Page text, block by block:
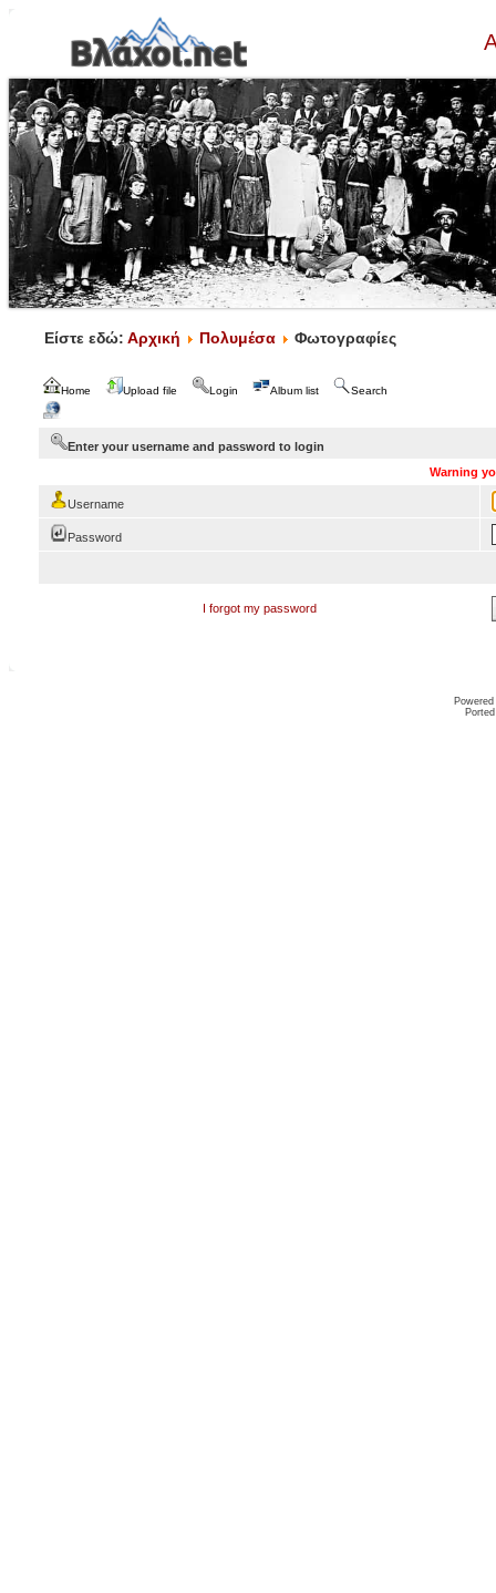
Είστε εδώ: Αρχική Πολυμέσα Φωτογραφίες
Home Upload file Login Album list Search
Enter your username and password to login
Warning
Username
Password
I forgot my password